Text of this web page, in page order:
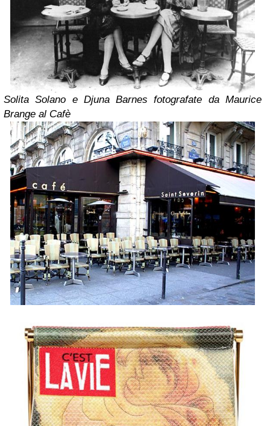
Solita Solano e Djuna Barnes fotografate da Maurice
Brange al Cafè